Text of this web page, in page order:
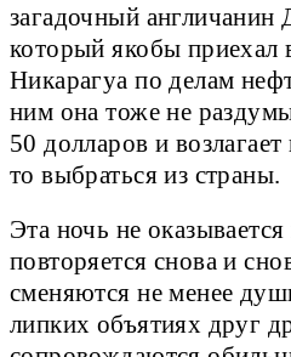
загадочный
который якобы приехал
Никарагуа по делам
ним она тоже не
50 долларов и
то выбраться из страны.
Эта ночь не
повторяется снова и
сменяются не менее
липких объятиях друг